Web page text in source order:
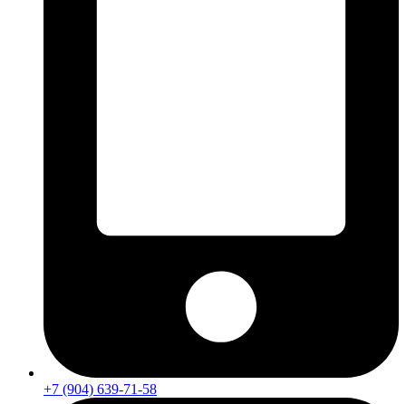
+7 (904) 639-71-58